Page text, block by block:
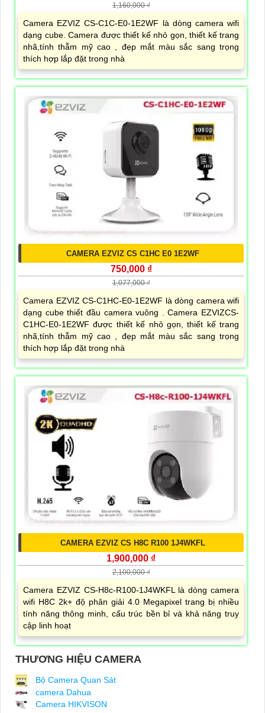
1,160,000 ₫
Camera EZVIZ CS-C1C-E0-1E2WF là dòng camera wifi
dạng cube. Camera được thiết kế nhỏ gọn, thiết kế trang
nhã,tính thẫm mỹ cao , đẹp mắt màu sắc sang trọng
thích hợp lắp đặt trong nhà
CAMERA EZVIZ CS C1HC E0 1E2WF
750,000 ₫
1,077,000 ₫
Camera EZVIZ CS-C1HC-E0-1E2WF là dòng camera wifi
dạng cube thiết đầu camera vuông . Camera EZVIZCS-
C1HC-E0-1E2WF được thiết kế nhỏ gọn, thiết kế trang
nhã,tính thẫm mỹ cao , đẹp mắt màu sắc sang trọng
thích hợp lắp đặt trong nhà
CAMERA EZVIZ CS H8C R100 1J4WKFL
1,900,000 ₫
2,100,000 ₫
Camera EZVIZ CS-H8c-R100-1J4WKFL là dòng camera
wifi H8C 2k+ độ phân giải 4.0 Megapixel trang bị nhiều
tính năng thông minh, cấu trúc bền bỉ và khả năng truy
cập linh hoạt
THƯƠNG HIỆU CAMERA
Bộ Camera Quan Sát
camera Dahua
Camera HIKVISON